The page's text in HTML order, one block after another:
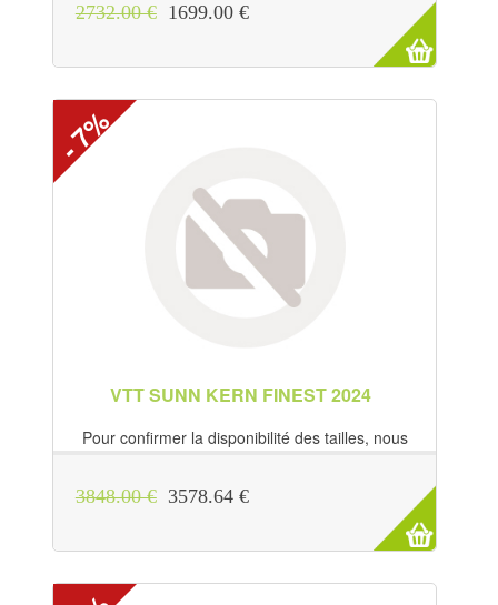
2732.00 € 1699.00 €
- 7%
VTT SUNN KERN FINEST 2024
Pour confirmer la disponibilité des tailles, nous
3848.00 € 3578.64 €